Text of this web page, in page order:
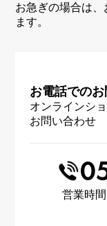
お急ぎの場合は
ます。
お電話での
オンラインシ
お問い合わせ
営業時